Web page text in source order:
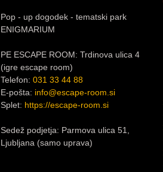
Pop - up dogodek - tematski park
ENIGMARIUM
PE ESCAPE ROOM: Trdinova ulica 4
(igre escape room)
Telefon: 031 33 44 88
E-pošta: info@escape-room.si
Splet: https://escape-room.si
Sedež podjetja: Parmova ulica 51,
Ljubljana (samo uprava)